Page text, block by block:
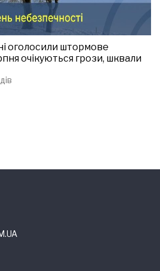
оголосили штормове
очікуються грози, шквали